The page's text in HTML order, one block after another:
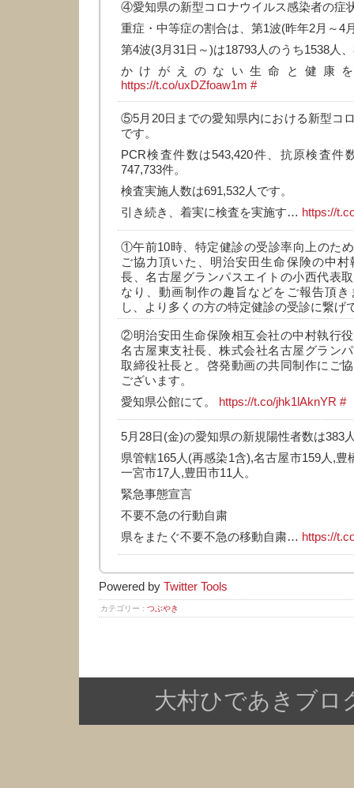
④愛知県の新型コロナウイルス感染者の症
重症・中等症の割合は、第1波(昨年2月～4
第4波(3月31日～)は18793人のうち1538人
かけがえのない生命と健康
https://t.co/uxDZfoaw1m #
⑤5月20日までの愛知県内における新型コ
です。
PCR検査件数は543,420件、抗原検査件
747,733件。
検査実施人数は691,532人です。
引き続き、着実に検査を実施す… https://
①午前10時、特定健診の受診率向上のた
ご協力頂いた、明治安田生命保険の中
長、名古屋グランパスエイトの小西代表
なり、動画制作の趣旨などをご報告頂
し、より多くの方の特定健診の受診に繋げ
②明治安田生命保険相互会社の中村執行
名古屋東支社長、株式会社名古屋グラン
取締役社長と。啓発動画の共同制作にご
ございます。
愛知県公館にて。
https://t.co/jhk1lAknYR #
5月28日(金)の愛知県の新規陽性者数は383
県管轄165人(再感染1含),名古屋市159人,豊
一宮市17人,豊田市11人。
緊急事態宣言
不要不急の行動自粛
県をまたぐ不要不急の移動自粛… https://
Powered by Twitter Tools
カテゴリー : つぶやき
大村ひであきブロ